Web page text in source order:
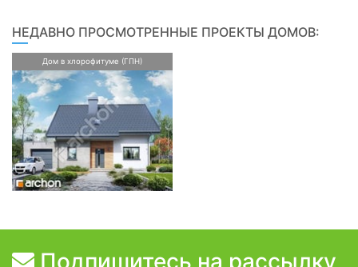
НЕДАВНО ПРОСМОТРЕННЫЕ ПРОЕКТЫ ДОМОВ:
Дом в хлорофитуме (ГПН)
Подпишитесь на рассылку